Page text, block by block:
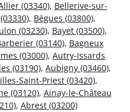
(03340), Bellerive-sur-
, Bègues (03800),
(03230), Bayet (03500),
(03140), Bagneux
(03000), Autry-Issards
(03190), Aubigny (03460),
Saint-Priest (03420),
(03120), Ainay-le-Château
, Abrest (03200)